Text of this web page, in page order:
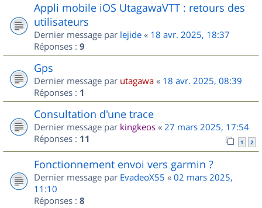
Appli mobile iOS UtagawaVTT : retours des
utilisateurs
Dernier message par lejide « 18 avr. 2025, 18:37
Réponses : 9
Gps
Dernier message par utagawa « 18 avr. 2025, 08:39
Réponses : 1
Consultation d'une trace
Dernier message par kingkeos « 27 mars 2025, 17:54
Réponses : 11 1 2
Fonctionnement envoi vers garmin ?
Dernier message par EvadeoX55 « 02 mars 2025,
11:10
Réponses : 8